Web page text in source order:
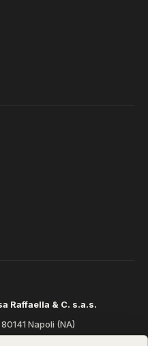
Raffaella & C. s.a.s.
Napoli (NA)